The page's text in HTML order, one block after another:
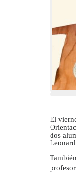
El
dos